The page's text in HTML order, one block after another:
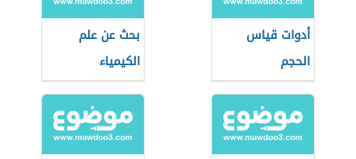
أدوات قياس
الحجم
بحث عن علم
الكيمياء